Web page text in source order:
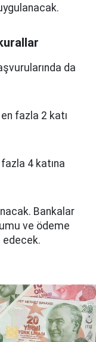
da
en fazla 2 katı
4 katına
Bankalar
ve ödeme